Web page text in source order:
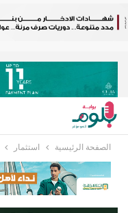
الصفحة الرئيسية استثمار